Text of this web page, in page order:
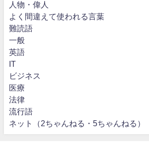
人物・偉人
よく間違えて使われる言葉
難読語
一般
英語
IT
ビジネス
医療
法律
流行語
ネット（2ちゃんねる・5ちゃんねる）